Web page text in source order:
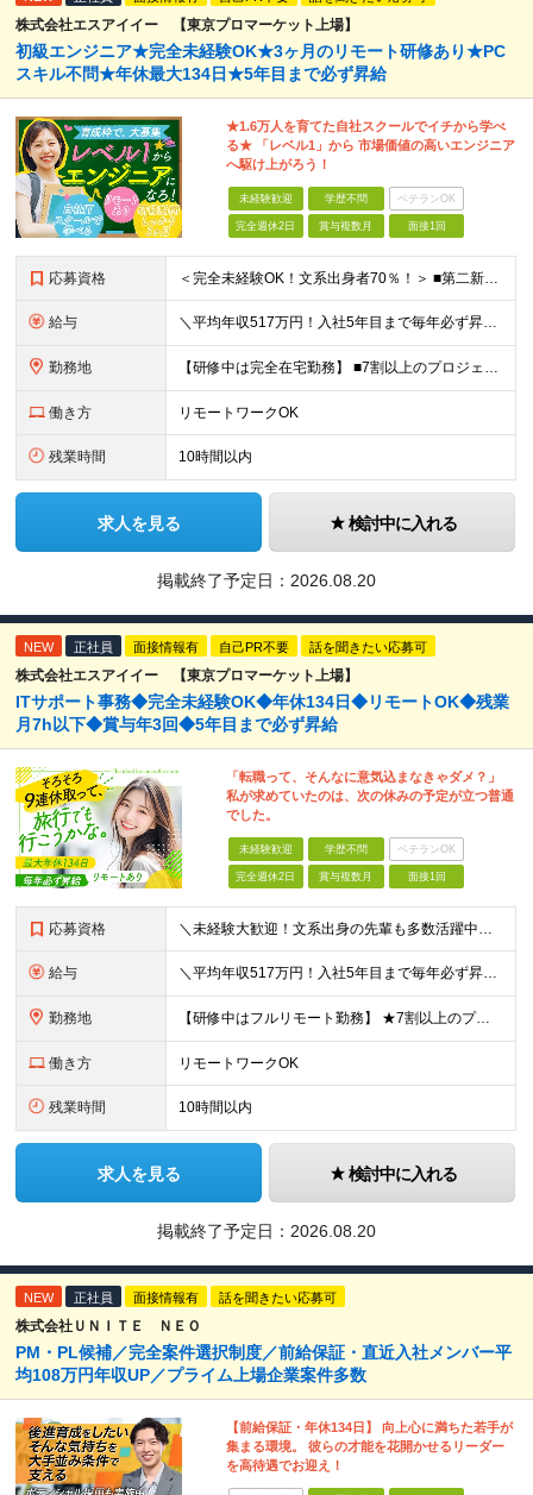
株式会社エスアイイー 【東京プロマーケット上場】
初級エンジニア★完全未経験OK★3ヶ月のリモート研修あり★PC
スキル不問★年休最大134日★5年目まで必ず昇給
★1.6万人を育てた自社スクールでイチから学べ
る★ 「レベル1」から 市場価値の高いエンジニア
へ駆け上がろう！
未経験歓迎 学歴不問 ベテランOK
完全週休2日 賞与複数月 面接1回
応募資格 ＜完全未経験OK！文系出身者70％！＞ ■第二新卒歓迎 ■学歴・経歴不問・社会人未経験もOK ■20代を中心に活躍中◎ ★☆先輩たちの前職☆★ 元アパレルスタッフや塾講師、介護士、事務、営業など社員
給与 ＼平均年収517万円！入社5年目まで毎年必ず昇給／ ■賞与年3回 ■年収800万円以上も可 ■入社3年以上の平均年収469.2万円 月給23万2000円以上＋賞与年3回＋各種手当 ☆入社5年目まで最
勤務地 【研修中は完全在宅勤務】 ■7割以上のプロジェクトでリモートワークを導入 ■一都三県のプロジェクト先 ■転居を伴う転勤なし ＜プロジェクト先＞ 東京・神奈川・千葉・埼玉でのプロジェクト先にて勤務いた
働き方 リモートワークOK
残業時間 10時間以内
求人を見る 検討中に入れる
掲載終了予定日： 2026.08.20
NEW 正社員 面接情報有 自己PR不要 話を聞きたい応募可
株式会社エスアイイー 【東京プロマーケット上場】
ITサポート事務◆完全未経験OK◆年休134日◆リモートOK◆残業
月7h以下◆賞与年3回◆5年目まで必ず昇給
「転職って、そんなに意気込まなきゃダメ？」
私が求めていたのは、次の休みの予定が立つ普通
でした。
未経験歓迎 学歴不問 ベテランOK
完全週休2日 賞与複数月 面接1回
応募資格 ＼未経験大歓迎！文系出身の先輩も多数活躍中／ ◆PCスキルに自信のない方も歓迎 ◆完全未経験OK ◆社会人デビューもOK ◆学歴不問 ＊*こんなアナタにオススメです*＊ ◇事務職に興味があるが、給与
給与 ＼平均年収517万円！入社5年目まで毎年必ず昇給／ ■賞与年3回 ■年収800万円以上も可 ■入社3年以上の平均年収469.2万円 月給23万2000円以上＋賞与年3回＋各種手当 ☆入社5年目まで最
勤務地 【研修中はフルリモート勤務】 ★7割以上のプロジェクトでリモートワークを導入 ★一都三県のプロジェクト先 ★転居を伴う転勤なし ＜プロジェクト先＞ 東京・神奈川・千葉・埼玉でのプロジェクト先にて勤務
働き方 リモートワークOK
残業時間 10時間以内
求人を見る 検討中に入れる
掲載終了予定日： 2026.08.20
NEW 正社員 面接情報有 話を聞きたい応募可
株式会社ＵＮＩＴＥ ＮＥＯ
PM・PL候補／完全案件選択制度／前給保証・直近入社メンバー平
均108万円年収UP／プライム上場企業案件多数
【前給保証・年休134日】 向上心に満ちた若手が
集まる環境。 彼らの才能を花開かせるリーダー
を高待遇でお迎え！